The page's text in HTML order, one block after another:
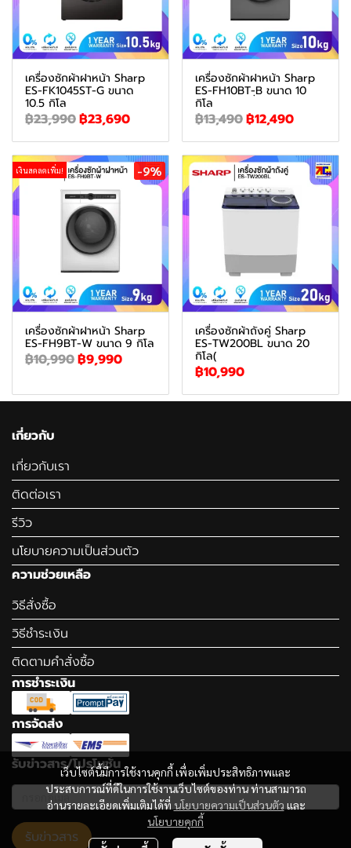
เครื่องซักผ้าฝาหน้า Sharp
ES-FK1045ST-G ขนาด
10.5 กิโล
฿23,990฿23,690
เครื่องซักผ้าฝาหน้า Sharp
ES-FH10BT-ฺB ขนาด 10
กิโล
฿13,490฿12,490
เงินสดลดเพิ่ม! -9%
เครื่องซักผ้าฝาหน้า Sharp
ES-FH9BT-W ขนาด 9 กิโล
฿10,990฿9,990
เครื่องซักผ้าถังคู่ Sharp
ES-TW200BL ขนาด 20
กิโล(
฿10,990
เว็บไซต์นี้มีการใช้งานคุกกี้ เพื่อเพิ่มประสิทธิภาพและ
ประสบการณ์ที่ดีในการใช้งานเว็บไซต์ของท่าน ท่านสามารถ
อ่านรายละเอียดเพิ่มเติมได้ที่ นโยบายความเป็นส่วนตัว และ
นโยบายคุกกี้
เกี่ยวกับ
เกี่ยวกับเรา
ติดต่อเรา
รีวิว
นโยบายความเป็นส่วนตัว
ความช่วยเหลือ
วิธีสั่งซื้อ
วิธีชำระเงิน
ติดตามคำสั่งซื้อ
การชำระเงิน
การจัดส่ง
รับข่าวสาร/โปรโมชั่น
รับข่าวสาร